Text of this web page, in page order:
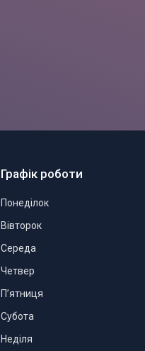
Графік роботи
Понеділок
Вівторок
Середа
Четвер
Пʼятниця
Субота
Неділя